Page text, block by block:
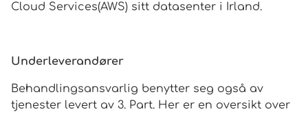
Cloud Services(AWS) sitt datasenter i Irland.
Underleverandører
Behandlingsansvarlig benytter seg også av
tjenester levert av 3. Part. Her er en oversikt over